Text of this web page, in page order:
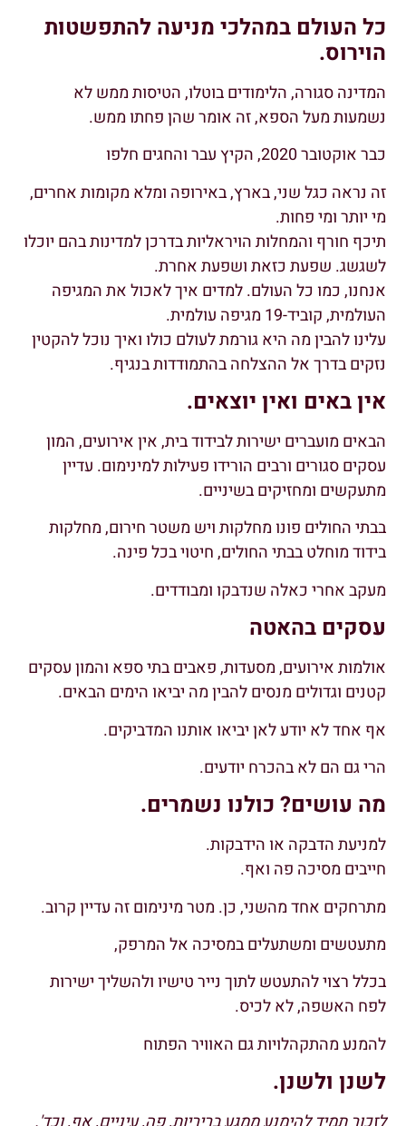
כל העולם במהלכי מניעה להתפשטות
הוירוס.
המדינה סגורה, הלימודים בוטלו, הטיסות ממש לא
נשמעות מעל הספא, זה אומר שהן פחתו ממש.
כבר אוקטובר 2020, הקיץ עבר והחגים חלפו
זה נראה כגל שני, בארץ, באירופה ומלא מקומות אחרים,
מי יותר ומי פחות.
תיכף חורף והמחלות הויראליות בדרכן למדינות בהם יוכלו
לשגשג. שפעת כזאת ושפעת אחרת.
אנחנו, כמו כל העולם. למדים איך לאכול את המגיפה
העולמית, קוביד-19 מגיפה עולמית.
עלינו להבין מה היא גורמת לעולם כולו ואיך נוכל להקטין
נזקים בדרך אל ההצלחה בהתמודדות בנגיף.
אין באים ואין יוצאים.
הבאים מועברים ישירות לבידוד בית, אין אירועים, המון
עסקים סגורים ורבים הורידו פעילות למינימום. עדיין
מתעקשים ומחזיקים בשיניים.
בבתי החולים פונו מחלקות ויש משטר חירום, מחלקות
בידוד מוחלט בבתי החולים, חיטוי בכל פינה.
מעקב אחרי כאלה שנדבקו ומבודדים.
עסקים בהאטה
אולמות אירועים, מסעדות, פאבים בתי ספא והמון עסקים
קטנים וגדולים מנסים להבין מה יביאו הימים הבאים.
אף אחד לא יודע לאן יביאו אותנו המדביקים.
הרי גם הם לא בהכרח יודעים.
מה עושים? כולנו נשמרים.
למניעת הדבקה או הידבקות.
חייבים מסיכה פה ואף.
מתרחקים אחד מהשני, כן. מטר מינימום זה עדיין קרוב.
מתעטשים ומשתעלים במסיכה אל המרפק,
בכלל רצוי להתעטש לתוך נייר טישיו ולהשליך ישירות
לפח האשפה, לא לכיס.
להמנע מהתקהלויות גם האוויר הפתוח
לשנן ולשנן.